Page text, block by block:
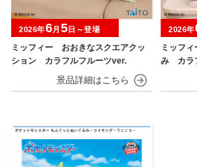
ミッフィー おおきなスクエアクッ
ション カラフルフルーツver.
2026年6月 5日～登場
ミッフ
み カラ
2026年